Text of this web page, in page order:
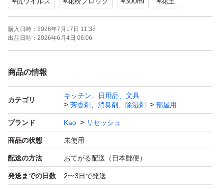
【状態】未使用
購入日時： 2026年7月17日 11:38
出品日時： 2026年6月4日 06:06
商品の情報
カテゴリ
キッチン、日用品、文具
芳香剤、消臭剤、除湿剤
部屋用
ブランド Kao リセッシュ
商品の状態 未使用
配送の方法 おてがる配送（日本郵便）
発送までの日数 2〜3日で発送